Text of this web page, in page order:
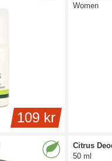
109 kr
Women
Citrus
50 ml